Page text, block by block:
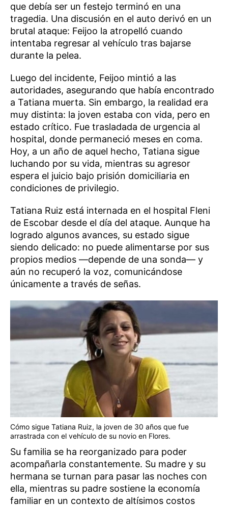
que debía ser un festejo terminó en una
tragedia. Una discusión en el auto derivó en un
brutal ataque: Feijoo la atropelló cuando
intentaba regresar al vehículo tras bajarse
durante la pelea.
Luego del incidente, Feijoo mintió a las
autoridades, asegurando que había encontrado
a Tatiana muerta. Sin embargo, la realidad era
muy distinta: la joven estaba con vida, pero en
estado crítico. Fue trasladada de urgencia al
hospital, donde permaneció meses en coma.
Hoy, a un año de aquel hecho, Tatiana sigue
luchando por su vida, mientras su agresor
espera el juicio bajo prisión domiciliaria en
condiciones de privilegio.
Tatiana Ruiz está internada en el hospital Fleni
de Escobar desde el día del ataque. Aunque ha
logrado algunos avances, su estado sigue
siendo delicado: no puede alimentarse por sus
propios medios —depende de una sonda— y
aún no recuperó la voz, comunicándose
únicamente a través de señas.
Cómo sigue Tatiana Ruiz, la joven de 30 años que fue
arrastrada con el vehículo de su novio en Flores.
Su familia se ha reorganizado para poder
acompañarla constantemente. Su madre y su
hermana se turnan para pasar las noches con
ella, mientras su padre sostiene la economía
familiar en un contexto de altísimos costos